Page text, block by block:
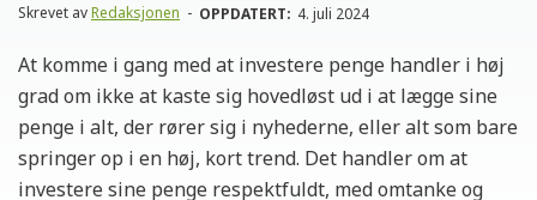
Skrevet avRedaksjonen - OPPDATERT: 4. juli 2024
At komme i gang med at investere penge handler i høj
grad om ikke at kaste sig hovedløst ud i at lægge sine
penge i alt, der rører sig i nyhederne, eller alt som bare
springer op i en høj, kort trend. Det handler om at
investere sine penge respektfuldt, med omtanke og